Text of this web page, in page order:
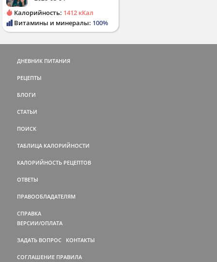
Калорийность: 1412 кКал
Витамины и минералы: 100%
ДНЕВНИК ПИТАНИЯ
РЕЦЕПТЫ
БЛОГИ
СТАТЬИ
ПОИСК
ТАБЛИЦА КАЛОРИЙНОСТИ
КАЛОРИЙНОСТЬ РЕЦЕПТОВ
ОТВЕТЫ
ПРАВООБЛАДАТЕЛЯМ
СПРАВКА
ВЕРСИИ/ОПЛАТА
ЗАДАТЬ ВОПРОС КОНТАКТЫ
СОГЛАШЕНИЕ ПРАВИЛА